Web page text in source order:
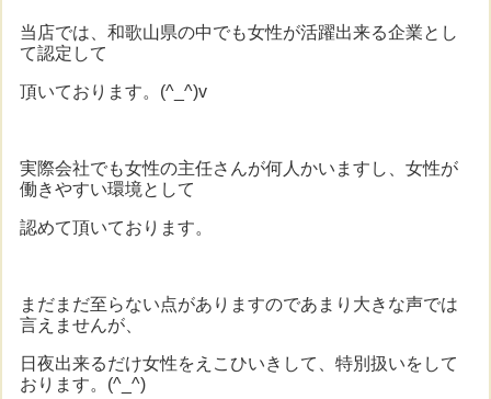
当店では、和歌山県の中でも女性が活躍出来る企業とし
て認定して
頂いております。(^_^)v
実際会社でも女性の主任さんが何人かいますし、女性が
働きやすい環境として
認めて頂いております。
まだまだ至らない点がありますのであまり大きな声では
言えませんが、
日夜出来るだけ女性をえこひいきして、特別扱いをして
おります。(^_^)